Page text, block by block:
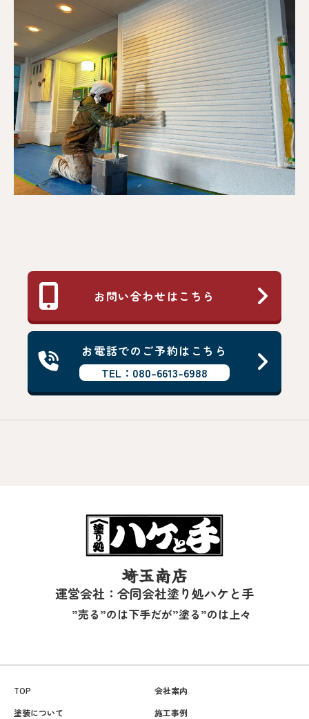
お問い合わせはこちら
お電話でのご予約はこちら
TEL：080-6613-6988
埼玉南店
運営会社：合同会社塗り処ハケと手
”売る”のは下手だが”塗る”のは上々
TOP
会社案内
塗装について
施工事例